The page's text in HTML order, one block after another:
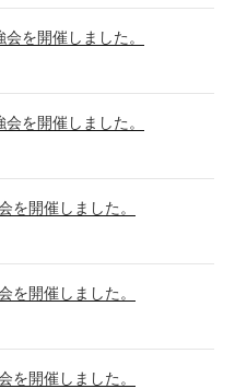
を開催しました。
を開催しました。
を開催しました。
を開催しました。
を開催しました。